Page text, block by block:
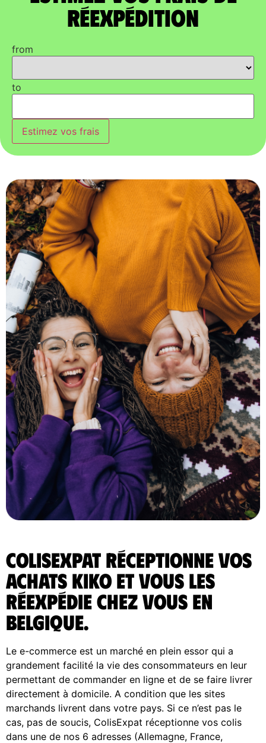
réexpédition
from
to
Estimez vos frais
ColisExpat réceptionne vos
achats Kiko et vous les
réexpédie chez vous en
Belgique.
Le e-commerce est un marché en plein essor qui a
grandement facilité la vie des consommateurs en leur
permettant de commander en ligne et de se faire livrer
directement à domicile. A condition que les sites
marchands livrent dans votre pays. Si ce n’est pas le
cas, pas de soucis, ColisExpat réceptionne vos colis
dans une de nos 6 adresses (Allemagne, France,